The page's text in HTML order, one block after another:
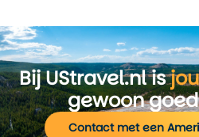
Bij UStravel.nl is
gewoon
Contact met een